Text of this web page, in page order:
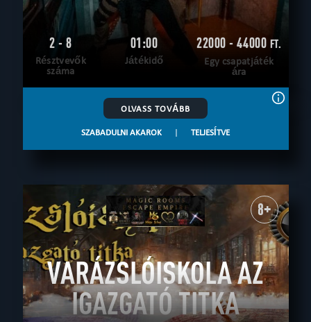
2 - 8
Résztvevők
száma
01:00
Játékidő
22000 - 44000 FT.
Egy csapatjáték
ára
OLVASS TOVÁBB
SZABADULNI AKAROK | TELJESÍTVE
8+
VARÁZSLÓISKOLA AZ
IGAZGATÓ TITKA